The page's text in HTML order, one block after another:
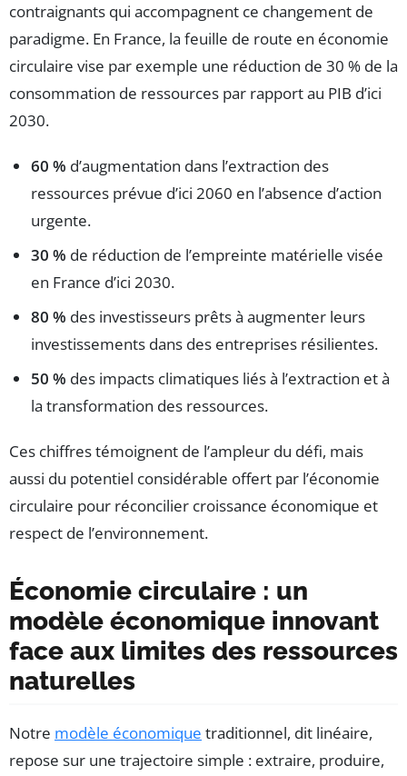
contraignants qui accompagnent ce changement de
paradigme. En France, la feuille de route en économie
circulaire vise par exemple une réduction de 30 % de la
consommation de ressources par rapport au PIB d’ici
2030.
60 % d’augmentation dans l’extraction des
ressources prévue d’ici 2060 en l’absence d’action
urgente.
30 % de réduction de l’empreinte matérielle visée
en France d’ici 2030.
80 % des investisseurs prêts à augmenter leurs
investissements dans des entreprises résilientes.
50 % des impacts climatiques liés à l’extraction et à
la transformation des ressources.
Ces chiffres témoignent de l’ampleur du défi, mais
aussi du potentiel considérable offert par l’économie
circulaire pour réconcilier croissance économique et
respect de l’environnement.
Économie circulaire : un
modèle économique innovant
face aux limites des ressources
naturelles
Notre modèle économique traditionnel, dit linéaire,
repose sur une trajectoire simple : extraire, produire,